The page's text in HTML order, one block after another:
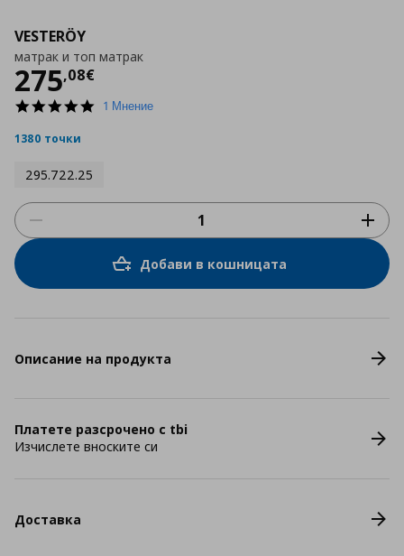
VESTERÖY
матрак и топ матрак
275,08€
Цена
5.01 Мнение
1380 точки
295.722.25
Добави в кошницата
Описание на продукта
Платете разсрочено с tbi
Изчислете вноските си
Доставка